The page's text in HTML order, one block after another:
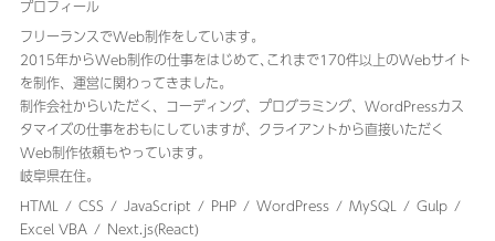
プロフィール
フリーランスでWeb制作をしています。
2015年からWeb制作の仕事をはじめて､これまで170件以上のWebサイト
を制作、運営に関わってきました｡
制作会社からいただく、コーディング、プログラミング、WordPressカス
タマイズの仕事をおもにしていますが、クライアントから直接いただく
Web制作依頼もやっています。
岐阜県在住。
HTML
CSS JavaScript PHP WordPress MySQL
Gulp
Excel VBA
Next.js(React)